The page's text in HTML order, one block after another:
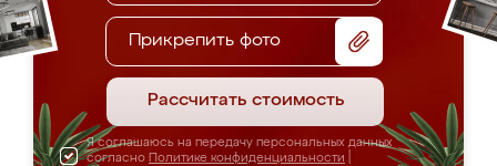
Прикрепить фото
Рассчитать стоимость
Я соглашаюсь на передачу персональных данных
согласно Политике конфиденциальности